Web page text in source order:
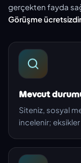
gerçekten fayda
Görüşme ücretsizdir
Mevcut
Siteniz, sosyal
incelenir;